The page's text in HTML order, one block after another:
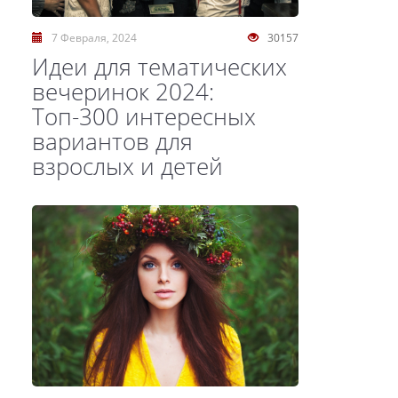
30157
7 Февраля, 2024
Идеи для тематических
вечеринок 2024:
Топ-300 интересных
вариантов для
взрослых и детей